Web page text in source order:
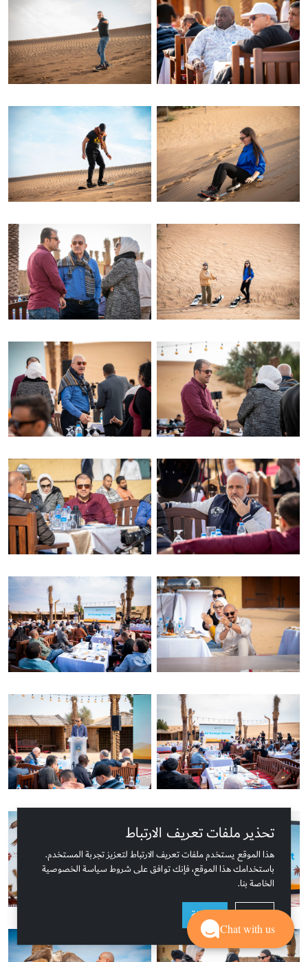
تحذير ملفات تعريف الارتباط
هذا الموقع يستخدم ملفات تعريف الارتباط لتعزيز تجربة المستخدم.
باستخدامك هذا الموقع، فإنك توافق على شروط سياسة الخصوصية
الخاصة بنا.
رفض موافقة
Chat with us